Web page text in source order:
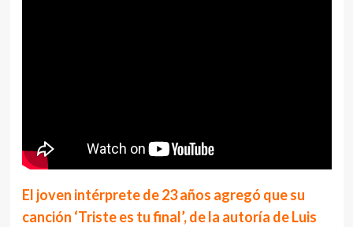
El joven intérprete de 23 años agregó que su
canción ‘Triste es tu final’, de la autoría de Luis